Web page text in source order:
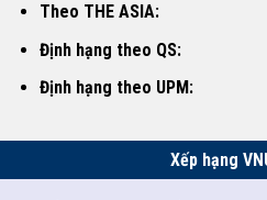
Theo THE ASIA:
Định hạng theo QS:
Định hạng theo UPM:
Xếp hạng